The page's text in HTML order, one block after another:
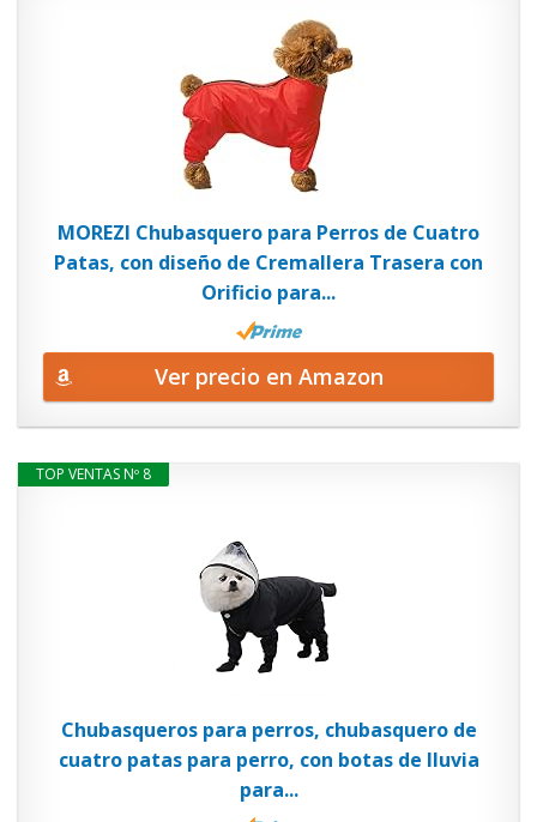
MOREZI Chubasquero para Perros de Cuatro
Patas, con diseño de Cremallera Trasera con
Orificio para...
Ver precio en Amazon
TOP VENTAS Nº 8
Chubasqueros para perros, chubasquero de
cuatro patas para perro, con botas de lluvia
para...